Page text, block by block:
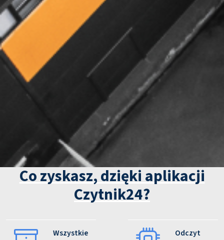
Co zyskasz, dzięki aplikacji
Czytnik24?
Wszystkie
Odczyt